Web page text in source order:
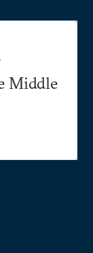
Foreign
研究员。在
大学文理学
安全倡议
主任、约翰
。他曾在美
在新亚洲》
Middle